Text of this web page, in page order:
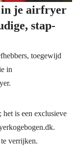
in je airfryer
stap-
toegewijd
in
is een exclusieve
verrijken.